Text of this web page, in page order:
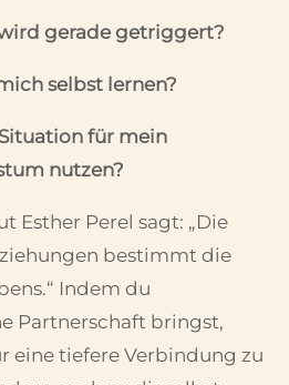
gerade getriggert?
selbst lernen?
für mein
nutzen?
Esther Perel sagt: „Die
bestimmt die
Indem du
Partnerschaft bringst,
eine tiefere Verbindung zu